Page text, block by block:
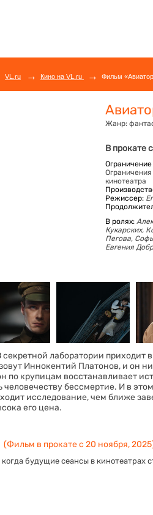
VL.ru → Кино на VL.ru → Фильм
Жанр:
В прокате
кинотеатра
Режиссер:
В ролях:
Кукарских,
Пегова,
Евгения
лаборатории приходит
Иннокентий Платонов, и он
по крупицам восстанавливает
бессмертие. И в
исследование, чем ближе
его цена.
(Фильм в прокате с 20 ноября,
будущие сеансы в кинотеатрах